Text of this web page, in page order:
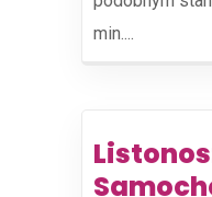
min....